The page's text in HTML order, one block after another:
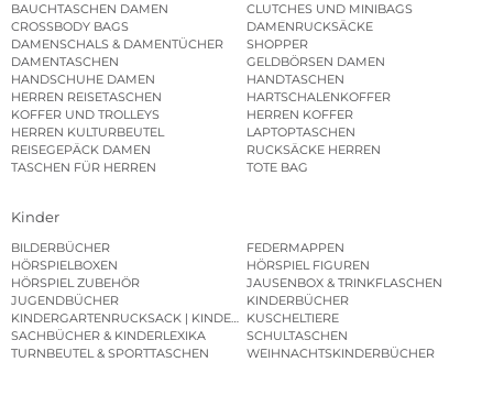
BAUCHTASCHEN DAMEN
CLUTCHES UND MINIBAGS
CROSSBODY BAGS
DAMENRUCKSÄCKE
DAMENSCHALS & DAMENTÜCHER
SHOPPER
DAMENTASCHEN
GELDBÖRSEN DAMEN
HANDSCHUHE DAMEN
HANDTASCHEN
HERREN REISETASCHEN
HARTSCHALENKOFFER
KOFFER UND TROLLEYS
HERREN KOFFER
HERREN KULTURBEUTEL
LAPTOPTASCHEN
REISEGEPÄCK DAMEN
RUCKSÄCKE HERREN
TASCHEN FÜR HERREN
TOTE BAG
Kinder
BILDERBÜCHER
FEDERMAPPEN
HÖRSPIELBOXEN
HÖRSPIEL FIGUREN
HÖRSPIEL ZUBEHÖR
JAUSENBOX & TRINKFLASCHEN
JUGENDBÜCHER
KINDERBÜCHER
KINDERGARTENRUCKSACK | KINDERGARTENBEUTEL
KUSCHELTIERE
SACHBÜCHER & KINDERLEXIKA
SCHULTASCHEN
TURNBEUTEL & SPORTTASCHEN
WEIHNACHTSKINDERBÜCHER